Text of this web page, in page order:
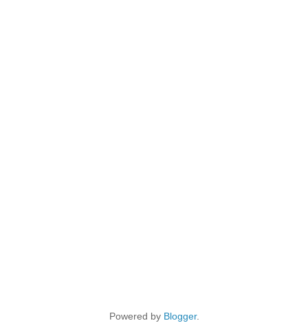
Powered by Blogger.